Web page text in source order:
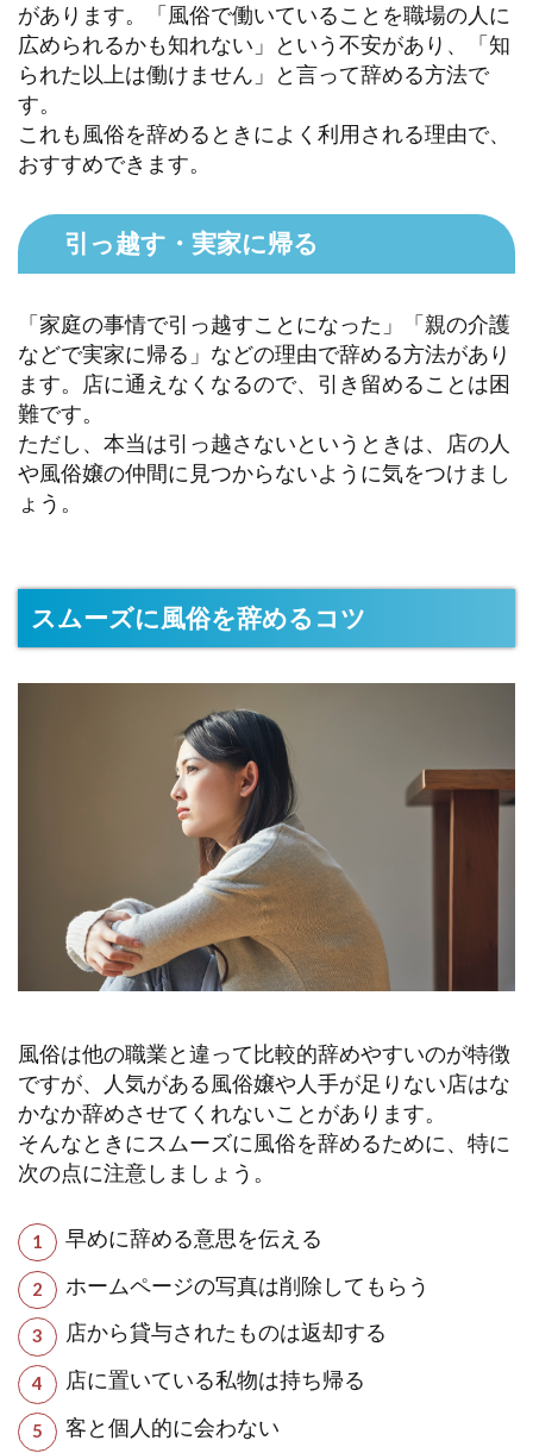
があります。「風俗で働いていることを職場の人に
広められるかも知れない」という不安があり、「知
られた以上は働けません」と言って辞める方法で
す。
これも風俗を辞めるときによく利用される理由で、
おすすめできます。
引っ越す・実家に帰る
「家庭の事情で引っ越すことになった」「親の介護
などで実家に帰る」などの理由で辞める方法があり
ます。店に通えなくなるので、引き留めることは困
難です。
ただし、本当は引っ越さないというときは、店の人
や風俗嬢の仲間に見つからないように気をつけまし
ょう。
スムーズに風俗を辞めるコツ
風俗は他の職業と違って比較的辞めやすいのが特徴
ですが、人気がある風俗嬢や人手が足りない店はな
かなか辞めさせてくれないことがあります。
そんなときにスムーズに風俗を辞めるために、特に
次の点に注意しましょう。
早めに辞める意思を伝える
ホームページの写真は削除してもらう
店から貸与されたものは返却する
店に置いている私物は持ち帰る
客と個人的に会わない